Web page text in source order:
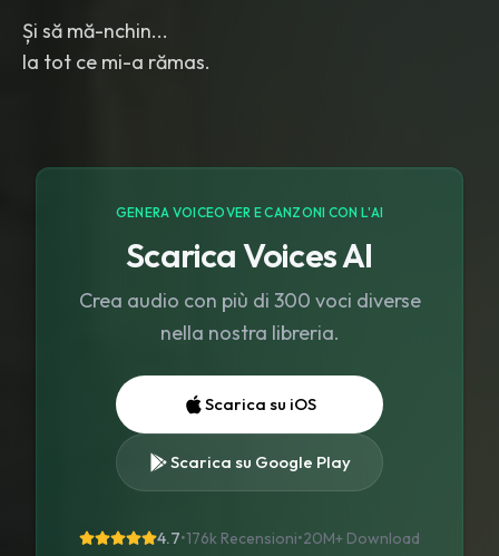
Și să mă-nchin...
GENERA VOICEOVER E CANZONI CON L'AI
Scarica Voices AI
Crea audio con più di 300 voci diverse
nella nostra libreria.
Scarica su iOS
Scarica su Google Play
4.7•176k Recensioni•20M+ Download